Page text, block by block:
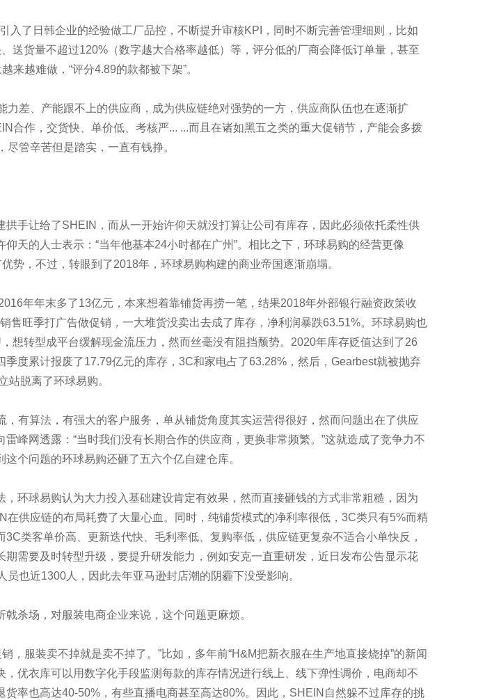
了日韩企业的经验做工厂品控，不断提升审核KPI，同时不断完善管理细则，比如
送货量不超过120%（数字越大合格率越低）等，评分低的厂商会降低订单量，甚至
来越难做，“评分4.89的款都被下架”。
差、产能跟不上的供应商，成为供应链绝对强势的一方，供应商队伍也在逐渐扩
合作，交货快、单价低、考核严... ...而且在诸如黑五之类的重大促销节，产能会多拨
管辛苦但是踏实，一直有钱挣。
让给了SHEIN，而从一开始许仰天就没打算让公司有库存，因此必须依托柔性供
天的人士表示：“当年他基本24小时都在广州”。相比之下，环球易购的经营更像
势，不过，转眼到了2018年，环球易购构建的商业帝国逐渐崩塌。
年年末多了13亿元，本来想着靠铺货再捞一笔，结果2018年外部银行融资政策收
售旺季打广告做促销，一大堆货没卖出去成了库存，净利润暴跌63.51%。环球易购也
想转型成平台缓解现金流压力，然而丝毫没有阻挡颓势。2020年库存贬值达到了26
度累计报废了17.79亿元的库存，3C和家电占了63.28%，然后，Gearbest就被抛弃
站脱离了环球易购。
有算法，有强大的客户服务，单从铺货角度其实运营得很好，然而问题出在了供应
峰网透露：“当时我们没有长期合作的供应商，更换非常频繁。”这就造成了竞争力不
个问题的环球易购还砸了五六个亿自建仓库。
球易购认为大力投入基础建设肯定有效果，然而直接砸钱的方式非常粗糙，因为
在供应链的布局耗费了大量心血。同时，纯铺货模式的净利率很低，3C类只有5%而精
类客单价高、更新迭代快、毛利率低、复购率低，供应链更复杂不适合小单快反，
需要及时转型升级，要提升研发能力，例如安克一直重研发，近日发布公告显示花
也近1300人，因此去年亚马逊封店潮的阴霾下没受影响。
场，对服装电商企业来说，这个问题更麻烦。
服装卖不掉就是卖不掉了。”比如，多年前“H&M把新衣服在生产地直接烧掉”的新闻
优衣库可以用数字化手段监测每款的库存情况进行线上、线下弹性调价，电商却不
率也高达40-50%，有些直播电商甚至高达80%。因此，SHEIN自然躲不过库存的挑